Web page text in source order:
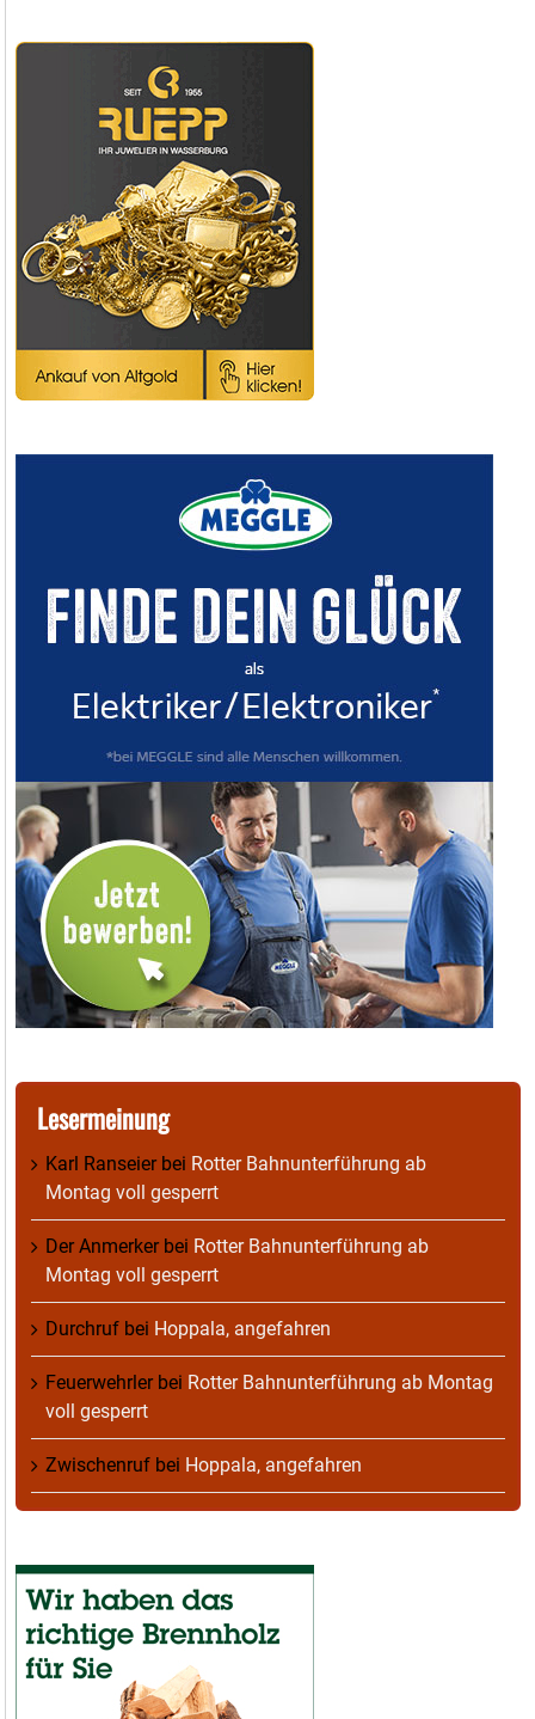
Lesermeinung
Karl Ranseierbei Rotter Bahnunterführung ab
Montag voll gesperrt
Der Anmerkerbei Rotter Bahnunterführung ab
Montag voll gesperrt
Durchruf bei Hoppala, angefahren
Feuerwehrlerbei Rotter Bahnunterführung ab Montag
voll gesperrt
Zwischenruf bei Hoppala, angefahren